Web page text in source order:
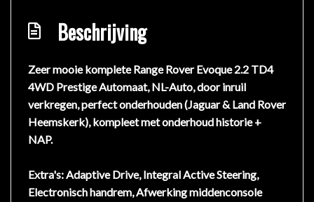
Beschrijving
Zeer mooie komplete Range Rover Evoque 2.2 TD4
4WD Prestige Automaat, NL-Auto, door inruil
verkregen, perfect onderhouden (Jaguar & Land Rover
Heemskerk), kompleet met onderhoud historie +
NAP.
Extra's: Adaptive Drive, Integral Active Steering,
Electronisch handrem, Afwerking middenconsole